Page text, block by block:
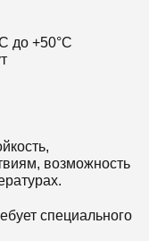
до +50°С
возможность
специального